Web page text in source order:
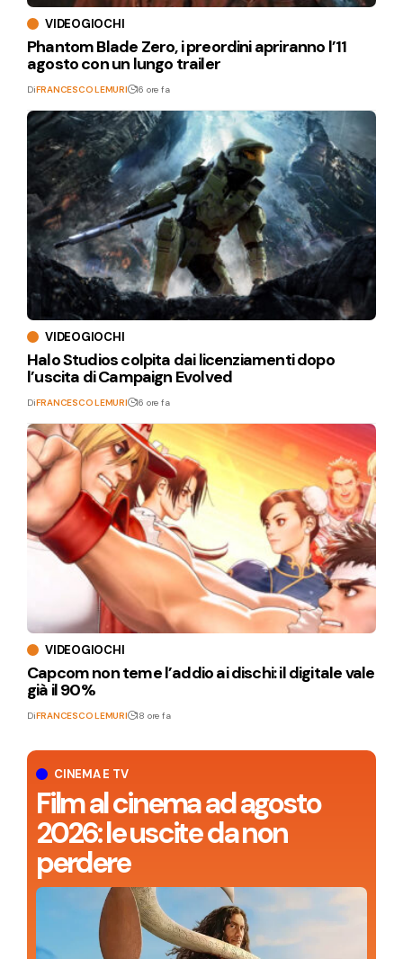
CINEMA E TV
Film al cinema ad agosto
2026: le uscite da non
perdere
VIDEOGIOCHI
Phantom Blade Zero, i preordini apriranno l’11
agosto con un lungo trailer
DiFRANCESCO LEMURI 16 ore fa
VIDEOGIOCHI
Halo Studios colpita dai licenziamenti dopo
l’uscita di Campaign Evolved
DiFRANCESCO LEMURI 16 ore fa
VIDEOGIOCHI
Capcom non teme l’addio ai dischi: il digitale vale
già il 90%
DiFRANCESCO LEMURI 18 ore fa